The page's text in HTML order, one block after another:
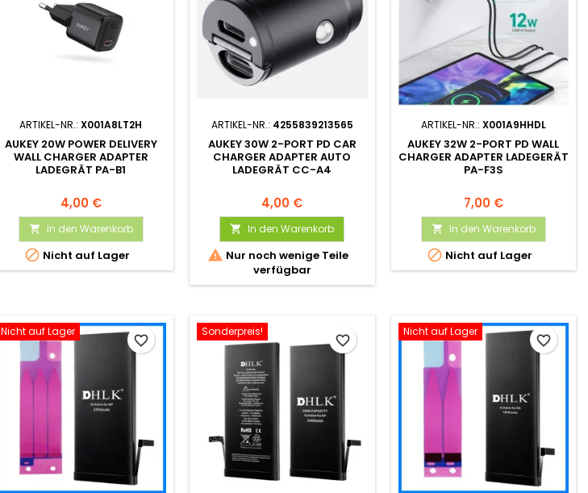
ARTIKEL-NR.:X001A8LT2H
AUKEY 20W POWER DELIVERY
WALL CHARGER ADAPTER
LADEGRÄT PA-B1
4,00 €
 In den Warenkorb
 Nicht auf Lager
ARTIKEL-NR.: 4255839213565
AUKEY 30W 2-PORT PD CAR
CHARGER ADAPTER AUTO
LADEGRÄT CC-A4
4,00 €
 In den Warenkorb
 Nur noch wenige Teile
verfügbar
ARTIKEL-NR.: X001A9HHDL
AUKEY 32W 2-PORT PD WALL
CHARGER ADAPTER LADEGERÄT
PA-F3S
7,00 €
 In den Warenkorb
 Nicht auf Lager
Nicht auf Lager
favorite_border
Sonderpreis!
favorite_border
Nicht auf Lager
favorite_border